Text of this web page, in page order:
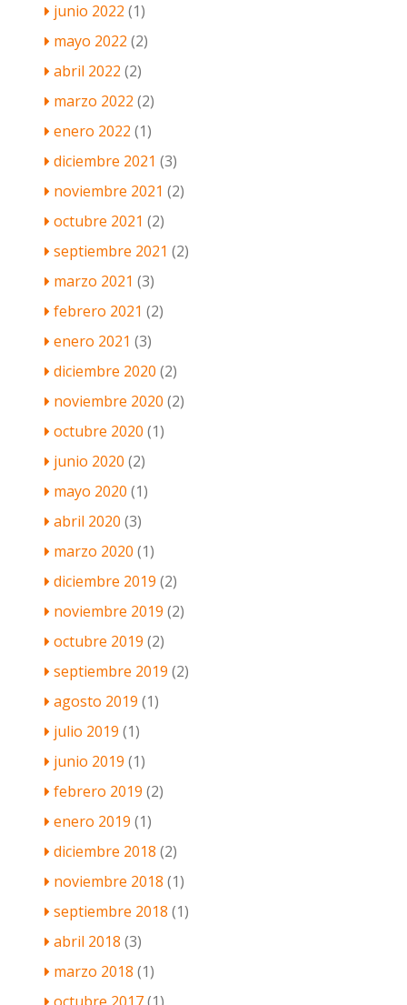
junio 2022 (1)
mayo 2022 (2)
abril 2022 (2)
marzo 2022 (2)
enero 2022 (1)
diciembre 2021 (3)
noviembre 2021 (2)
octubre 2021 (2)
septiembre 2021 (2)
marzo 2021 (3)
febrero 2021 (2)
enero 2021 (3)
diciembre 2020 (2)
noviembre 2020 (2)
octubre 2020 (1)
junio 2020 (2)
mayo 2020 (1)
abril 2020 (3)
marzo 2020 (1)
diciembre 2019 (2)
noviembre 2019 (2)
octubre 2019 (2)
septiembre 2019 (2)
agosto 2019 (1)
julio 2019 (1)
junio 2019 (1)
febrero 2019 (2)
enero 2019 (1)
diciembre 2018 (2)
noviembre 2018 (1)
septiembre 2018 (1)
abril 2018 (3)
marzo 2018 (1)